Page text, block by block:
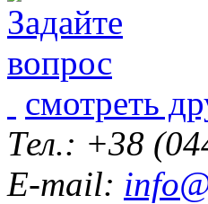
смотреть
Тел.: +38
E-mail: